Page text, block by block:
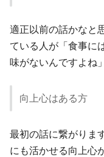
適正以前の話かなと
ている人が「食事に
味がないんですよね
向上心はある方
最初の話に繋がりま
にも活かせる向上心